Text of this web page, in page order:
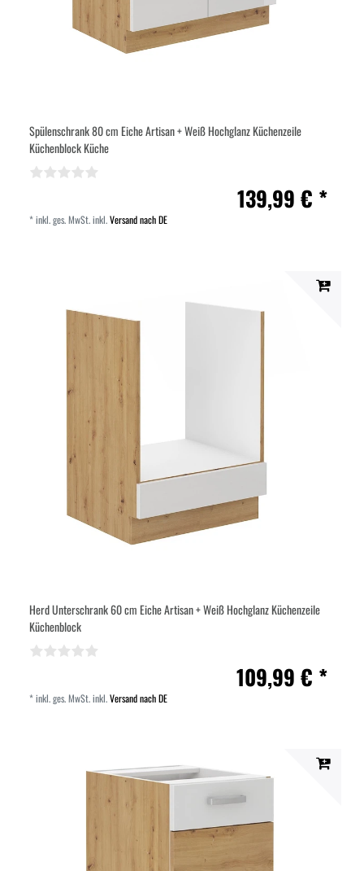
Spülenschrank 80 cm Eiche Artisan + Weiß Hochglanz Küchenzeile
Küchenblock Küche
139,99 € *
*inkl. ges. MwSt.inkl.Versand nach DE
Herd Unterschrank 60 cm Eiche Artisan + Weiß Hochglanz Küchenzeile
Küchenblock
109,99 € *
*inkl. ges. MwSt.inkl.Versand nach DE